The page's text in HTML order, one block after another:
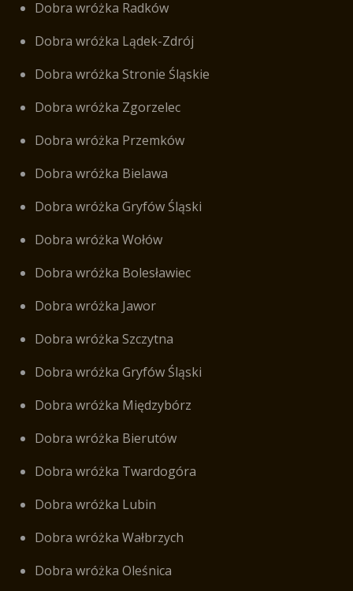
Dobra wróżka Radków
Dobra wróżka Lądek-Zdrój
Dobra wróżka Stronie Śląskie
Dobra wróżka Zgorzelec
Dobra wróżka Przemków
Dobra wróżka Bielawa
Dobra wróżka Gryfów Śląski
Dobra wróżka Wołów
Dobra wróżka Bolesławiec
Dobra wróżka Jawor
Dobra wróżka Szczytna
Dobra wróżka Gryfów Śląski
Dobra wróżka Międzybórz
Dobra wróżka Bierutów
Dobra wróżka Twardogóra
Dobra wróżka Lubin
Dobra wróżka Wałbrzych
Dobra wróżka Oleśnica